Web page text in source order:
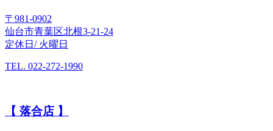
〒981-0902
仙台市青葉区北根3-21-24
定休日/ 火曜日
TEL. 022-272-1990
【 落合店 】